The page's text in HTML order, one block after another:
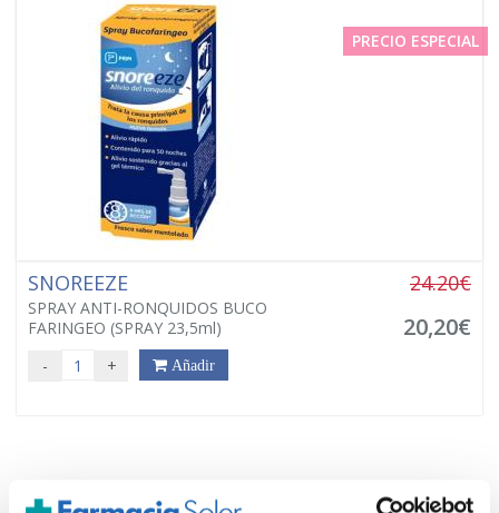
PRECIO ESPECIAL
SNOREEZE
SPRAY ANTI-RONQUIDOS BUCO
FARINGEO (SPRAY 23,5ml)
24.20€
20,20€
- + Añadir